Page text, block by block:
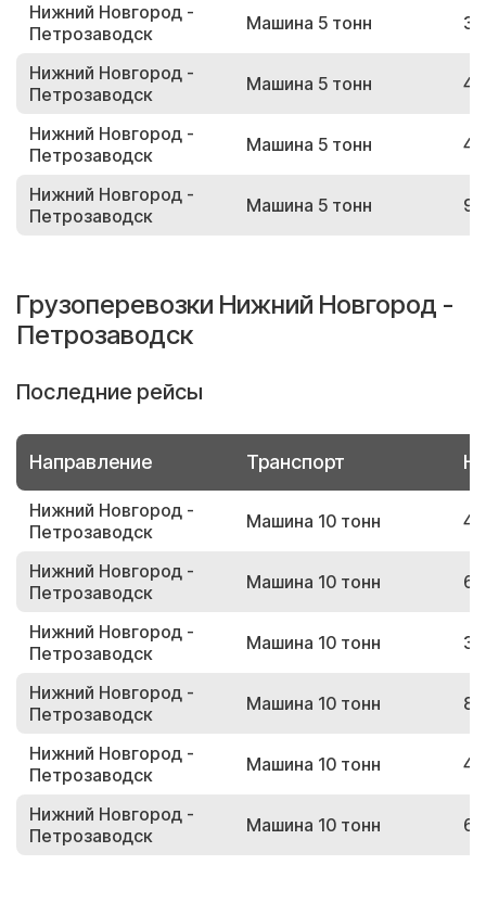
Нижний Новгород -
Петрозаводск
Машина 5 тонн
Нижний Новгород -
Петрозаводск
Машина 5 тонн
Нижний Новгород -
Петрозаводск
Машина 5 тонн
Нижний Новгород -
Петрозаводск
Машина 5 тонн
Грузоперевозки Нижний Новгород -
Петрозаводск
Последние рейсы
Направление Транспорт
Нижний Новгород -
Петрозаводск
Машина 10 тонн
Нижний Новгород -
Петрозаводск
Машина 10 тонн
Нижний Новгород -
Петрозаводск
Машина 10 тонн
Нижний Новгород -
Петрозаводск
Машина 10 тонн
Нижний Новгород -
Петрозаводск
Машина 10 тонн
Нижний Новгород -
Петрозаводск
Машина 10 тонн